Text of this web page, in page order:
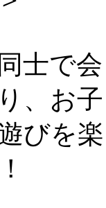
士で会
、お子
びを楽